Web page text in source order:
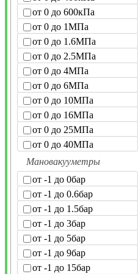
от 0 до 600кПа
от 0 до 1МПа
от 0 до 1.6МПа
от 0 до 2.5МПа
от 0 до 4МПа
от 0 до 6МПа
от 0 до 10МПа
от 0 до 16МПа
от 0 до 25МПа
от 0 до 40МПа
Мановакууметры
от -1 до 0бар
от -1 до 0.6бар
от -1 до 1.5бар
от -1 до 3бар
от -1 до 5бар
от -1 до 9бар
от -1 до 15бар